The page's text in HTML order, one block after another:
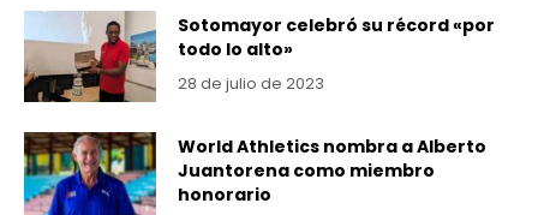
Sotomayor celebró su récord «por
todo lo alto»
28 de julio de 2023
World Athletics nombra a Alberto
Juantorena como miembro
honorario